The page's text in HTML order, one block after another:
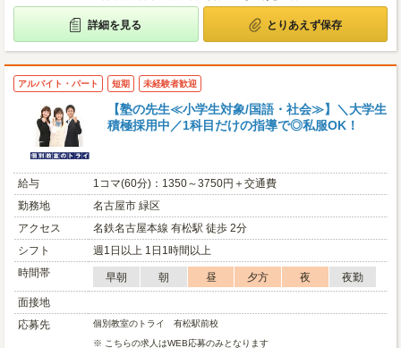
詳細を見る とりあえず保存
アルバイト・パート 短期 未経験者歓迎
【塾の先生≪小学生対象/国語・社会≫】＼大学生
積極採用中／1科目だけの指導で◎私服OK！
給与
1コマ(60分)：1350～3750円＋交通費
勤務地
名古屋市 緑区
アクセス
名鉄名古屋本線 有松駅 徒歩 2分
シフト
週1日以上 1日1時間以上
時間帯
早朝 朝 昼 夕方 夜
夜勤
面接地
応募先
個別教室のトライ 有松駅前校
※ こちらの求人はWEB応募のみとなります